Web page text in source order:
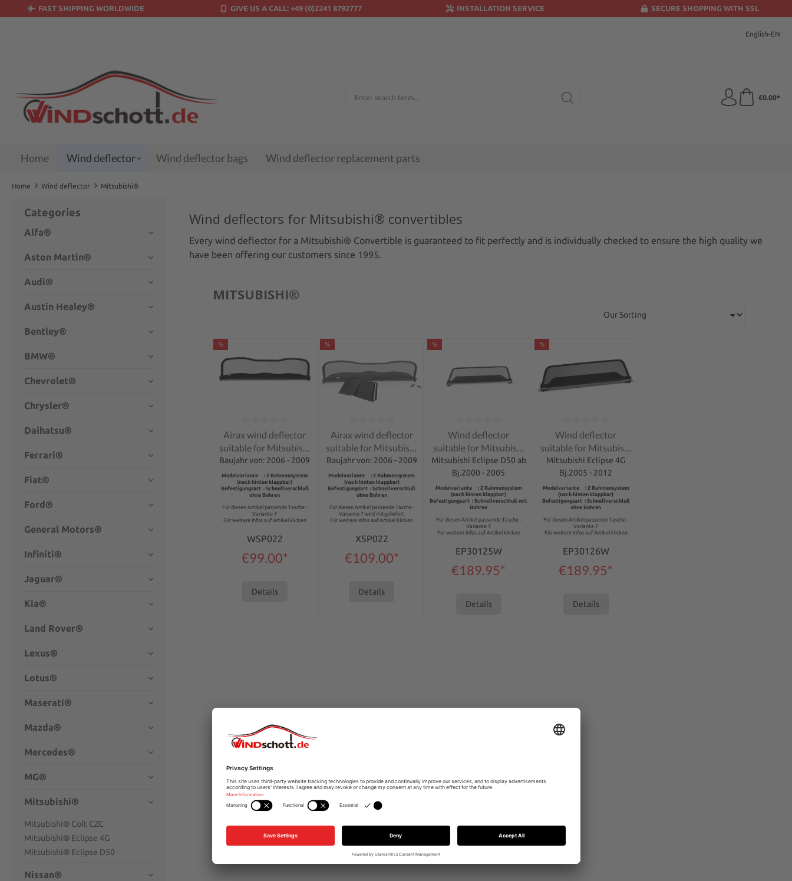
Skip to main navigation
FAST SHIPPING WORLDWIDE GIVE US A CALL: +49 (0)2241 8792777 INSTALLATION SERVICE SECURE SHOPPING WITH SSL
English-EN
€0.00*
Home Wind deflector Wind deflector bags Wind deflector replacement parts
Home Wind deflector Mitsubishi®
Categories
Alfa®
Aston Martin®
Audi®
Austin Healey®
Bentley®
BMW®
Chevrolet®
Chrysler®
Daihatsu®
Ferrari®
Fiat®
Ford®
General Motors®
Infiniti®
Jaguar®
Kia®
Land Rover®
Lexus®
Lotus®
Maserati®
Mazda®
Mercedes®
MG®
Mitsubishi®
Mitsubishi® Colt CZC
Mitsubishi® Eclipse 4G
Mitsubishi® Eclipse D50
Nissan®
Wind deflectors for Mitsubishi® convertibles
Every wind deflector for a Mitsubishi® Convertible is guaranteed to fit perfectly and is individually checked to ensure the high quality we
have been offering our customers since 1995.
MITSUBISHI®
%
Average rating of 0 out of 5 stars
Airax wind deflector
suitable for Mitsubishi
Colt CZC Cabriolet
Baujahr von: 2006 - 2009
Modelvariante : 2 Rahmensystem
(nach hinten klappbar)
Befestigungsart : Schnellverschluß
ohne Bohren
Für diesen Artikel passende Tasche :
Variante 7
Für weitere Infos auf Artikel klicken
WSP022
€99.00*
Details
%
Average rating of 0 out of 5 stars
Airax wind deflector
suitable for Mitsubishi
Colt CZC Cabriolet
Baujahr von: 2006 - 2009
Modelvariante : 2 Rahmensystem
(nach hinten klappbar)
Befestigungsart : Schnellverschluß
ohne Bohren
Für diesen Artikel passende Tasche :
Variante 7 wird mitgeliefert
Für weitere Infos auf Artikel klicken
XSP022
€109.00*
Details
%
Average rating of 0 out of 5 stars
Wind deflector
suitable for Mitsubishi
Eclipse D50
Mitsubishi Eclipse D50 ab
Bj.2000 - 2005
Modelvariante : 2 Rahmensystem
(nach hinten klappbar)
Befestigungsart : Schnellverschluß mit
Bohren
Für diesen Artikel passende Tasche :
Variante 7
Für weitere Infos auf Artikel klicken
EP30125W
€189.95*
Details
%
Average rating of 0 out of 5 stars
Wind deflector
suitable for Mitsubishi
Eclipse 4G
Mitsubishi Eclipse 4G
Bj.2005 - 2012
Modelvariante : 2 Rahmensystem
(nach hinten klappbar)
Befestigungsart : Schnellverschluß
ohne Bohren
Für diesen Artikel passende Tasche :
Variante 7
Für weitere Infos auf Artikel klicken
EP30126W
€189.95*
Details